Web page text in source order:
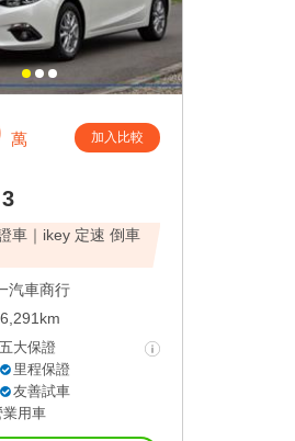
萬 加入比較
車｜ikey 定速 倒車
汽車商行
五大保證
里程保證
友善試車
用車